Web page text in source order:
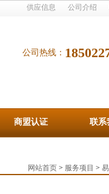
供应信息 公司介绍
公司热线：
商盟认证 联系
网站首页 > 服务项目 >